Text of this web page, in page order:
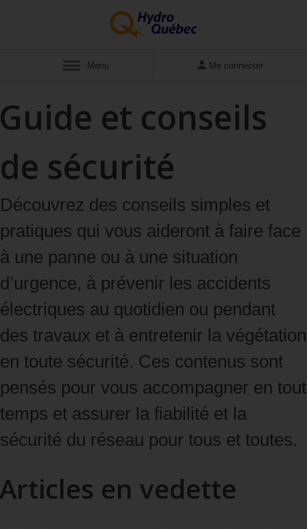
Menu Me connecter
et conseils
de sécurité
Découvrez des conseils simples et
pratiques qui vous aideront à faire face
à une panne ou à une situation
d’urgence, à prévenir les accidents
électriques au quotidien ou pendant
des travaux et à entretenir la végétation
en toute sécurité. Ces contenus sont
pensés pour vous accompagner en tout
temps et assurer la fiabilité et la
sécurité du réseau pour tous et toutes.
Articles en vedette